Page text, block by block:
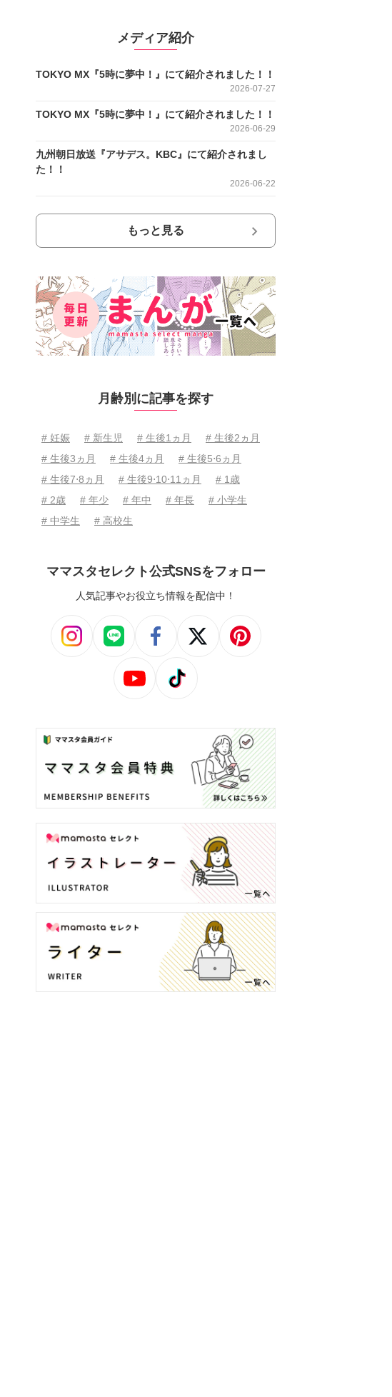
メディア紹介
TOKYO MX『5時に夢中！』にて紹介されました！！
2026-07-27
TOKYO MX『5時に夢中！』にて紹介されました！！
2026-06-29
九州朝日放送『アサデス。KBC』にて紹介されまし
た！！
2026-06-22
もっと見る
月齢別に記事を探す
# 妊娠 # 新生児 # 生後1ヵ月
# 生後2ヵ月
# 生後3ヵ月
# 生後4ヵ月
# 生後5⋅6ヵ月
# 生後7⋅8ヵ月
# 生後9⋅10⋅11ヵ月
# 1歳
# 2歳
# 年少 # 年中 # 年長
# 小学生
# 中学生
# 高校生
ママスタセレクト公式SNSをフォロー
人気記事やお役立ち情報を配信中！